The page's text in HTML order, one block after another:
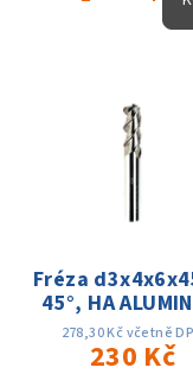
Fréza
45°, HA
278,30 Kč včetně
230 Kč